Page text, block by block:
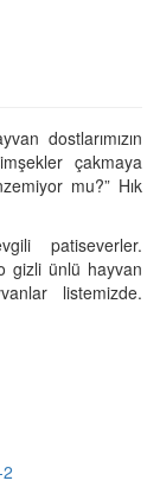
dostlarımızın
çakmaya
mu?” Hık
patiseverler.
gizli ünlü hayvan
listemizde.